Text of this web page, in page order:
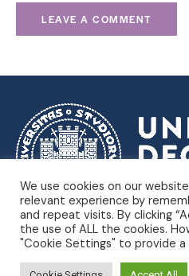
Università degli Studi di
Politiche e Sociali
We use cookies on our
relevant experience by
and repeat visits. By clicking
the use of ALL the cookies.
"Cookie Settings" to provide